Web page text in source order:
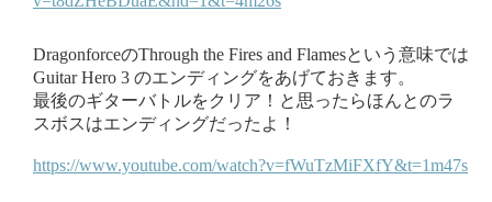
DragonforceのThrough the Fires and Flames という意味では
Guitar Hero 3 のエンディングをあげておきます。
最後のギターバトルをクリア！と思ったらほんとのラ
スボスはエンディングだったよ！
https://www.youtube.com/watch?v=fWuTzMiFXfY&t=1m47s